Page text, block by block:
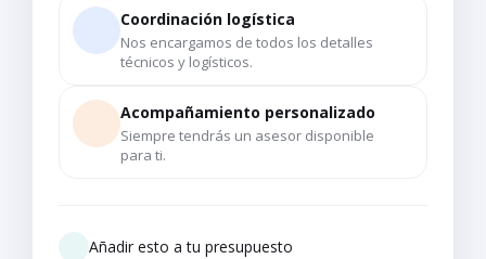
Coordinación logística
Nos encargamos de todos los detalles
técnicos y logísticos.
Acompañamiento personalizado
Siempre tendrás un asesor disponible
para ti.
Añadir esto a tu presupuesto